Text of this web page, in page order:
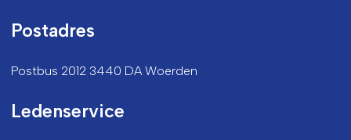
Postadres
Postbus 2012 3440 DA Woerden
Ledenservice